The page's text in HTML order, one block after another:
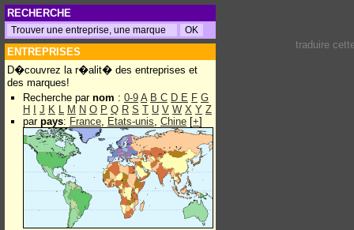
RECHERCHE
ENTREPRISES
D�couvrez la r�alit� des entreprises et
des marques!
Recherche par nom : 0-9 A B C D E F G
H
J K L M N O P Q R S T U V W X Y Z
par pays: France, Etats-unis, Chine [+]
traduire